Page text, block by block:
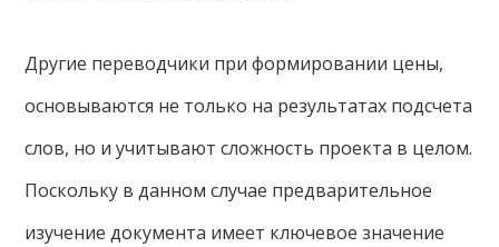
Другие переводчики при формировании цены,
основываются не только на результатах подсчета
слов, но и учитывают сложность проекта в целом.
Поскольку в данном случае предварительное
изучение документа имеет ключевое значение